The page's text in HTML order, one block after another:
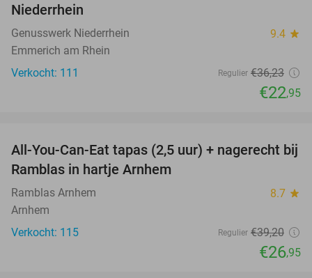
Niederrhein
Genusswerk Niederrhein 9.4 star
Emmerich am Rhein
Verkocht: 111
Regulier €36,23
€22,95
31%
All-You-Can-Eat tapas (2,5 uur) + nagerecht bij
Ramblas in hartje Arnhem
Ramblas Arnhem 8.7 star
Arnhem
Verkocht: 115
Regulier €39,20
€26,95